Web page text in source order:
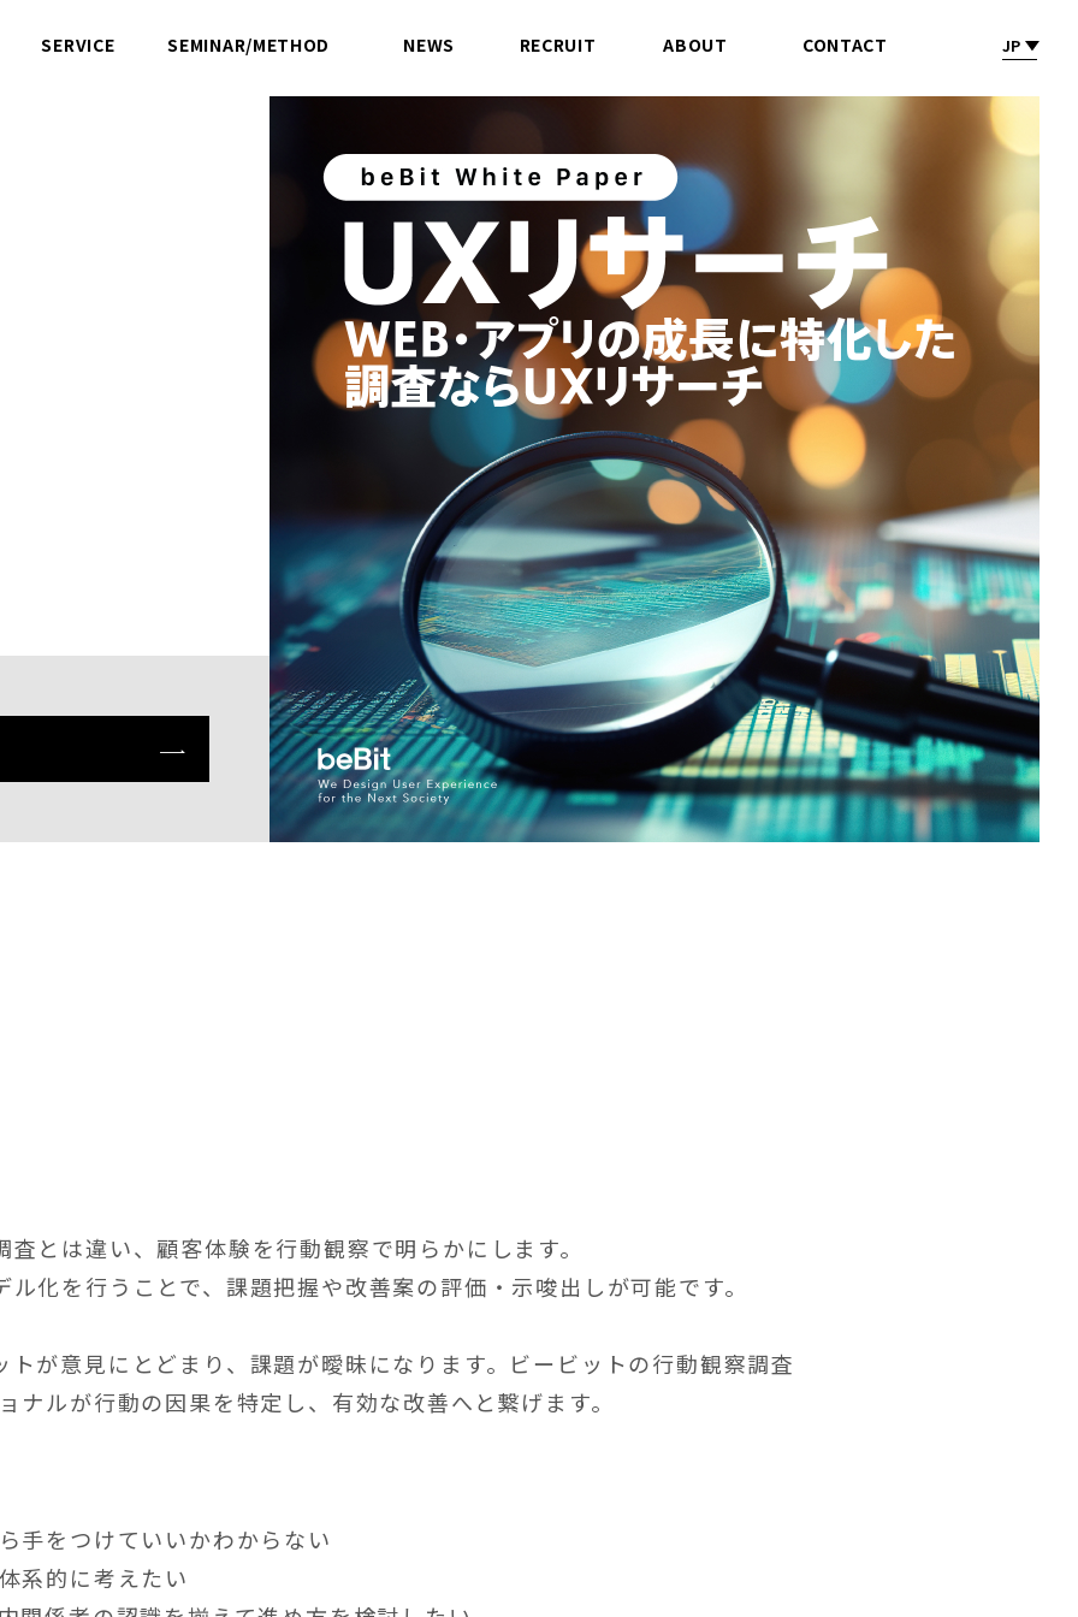
SERVICE SEMINAR/METHOD NEWS RECRUIT ABOUT CONTACT JP
とは違い、顧客体験を行動観察で明らかにします。
化を行うことで、課題把握や改善案の評価・示唆出しが可能です。
が意見にとどまり、課題が曖昧になります。ビービットの行動観察調査
ナルが行動の因果を特定し、有効な改善へと繋げます。
手をつけていいかわからない
系的に考えたい